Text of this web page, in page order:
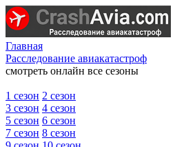
Главная
Расследование авиакатастроф
смотреть онлайн все сезоны
1 сезон 2 сезон
3 сезон 4 сезон
5 сезон 6 сезон
7 сезон 8 сезон